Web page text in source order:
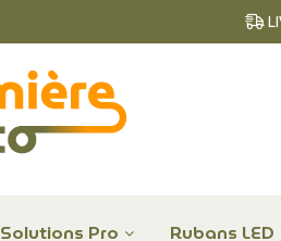
Solutions Pro Rubans LED